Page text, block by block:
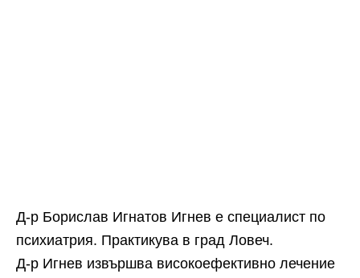
Д-р Борислав Игнатов Игнев е специалист по
психиатрия. Практикува в град Ловеч.
Д-р Игнев извършва високоефективно лечение